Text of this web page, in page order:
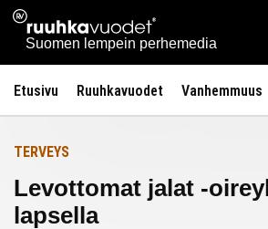
Siirry
sisältöön
Ruuhkavuodet.fi
Suomen lempein perhemedia
Etusivu Ruuhkavuodet Vanhemmuus
Etusivulle
TERVEYS
Levottomat jalat -
lapsella